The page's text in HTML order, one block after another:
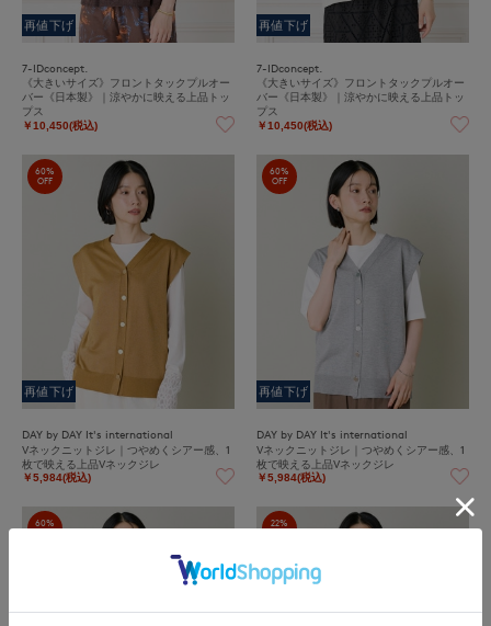
再値下げ
7-IDconcept.
《大きいサイズ》フロントタックプルオー
バー《日本製》｜涼やかに映える上品トッ
プス
￥10,450(税込)
再値下げ
7-IDconcept.
《大きいサイズ》フロントタックプルオー
バー《日本製》｜涼やかに映える上品トッ
プス
￥10,450(税込)
60%
OFF
再値下げ
DAY by DAY It's international
Vネックニットジレ｜つやめくシアー感、1
枚で映える上品Vネックジレ
￥5,984(税込)
60%
OFF
再値下げ
DAY by DAY It's international
Vネックニットジレ｜つやめくシアー感、1
枚で映える上品Vネックジレ
￥5,984(税込)
60%
22%